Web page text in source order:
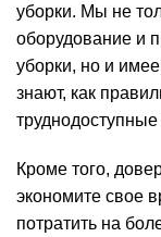
уборки. Мы не
оборудование и
уборки, но и
знают, как
труднодоступные
Кроме того,
экономите свое
потратить на